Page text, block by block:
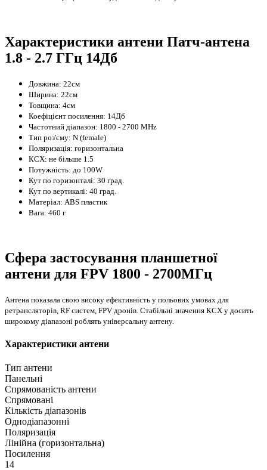
Характеристики антени Патч-антена
1.8 - 2.7 ГГц 14Дб
Довжина: 22см
Ширина: 22см
Товщина: 4см
Коефіцієнт посилення: 14Дб
Частотний діапазон: 1800 - 2700 MHz
Тип роз'єму: N (female)
Поляризація: горизонтальна
КСХ: не більше 1.5
Потужність: до 100W
Кут по горизонталі: 30 град.
Кут по вертикалі: 40 град.
Матеріал: ABS пластик
Вага: 460 г
Сфера застосування планшетної
антени для FPV 1800 - 2700МГц
Антена показала свою високу ефективність у польових умовах для
ретрансляторів, RF систем, FPV дронів. Стабільні значення КСХ у досить
широкому діапазоні роблять універсальну антену.
Характеристики антени
Тип антени
Панельні
Спрямованість антени
Спрямовані
Кількість діапазонів
Однодіапазонні
Поляризація
Лінійна (горизонтальна)
Посилення
14